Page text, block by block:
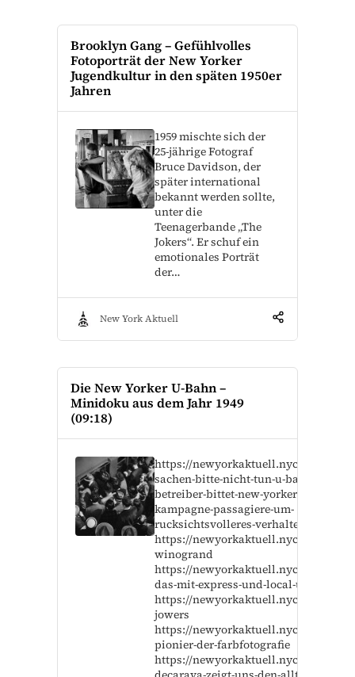
Brooklyn Gang – Gefühlvolles
Fotoporträt der New Yorker
Jugendkultur in den späten 1950er
Jahren
1959 mischte sich der
25-jährige Fotograf
Bruce Davidson, der
später international
bekannt werden sollte,
unter die
Teenagerbande „The
Jokers“. Er schuf ein
emotionales Porträt
der…
New York Aktuell
Die New Yorker U-Bahn –
Minidoku aus dem Jahr 1949
(09:18)
https://newyorkaktuell.nyc/diese-18-
sachen-bitte-nicht-tun-u-bahn-
betreiber-bittet-new-yorker-in-neuer-
kampagne-passagiere-um-
rucksichtsvolleres-verhalten
https://newyorkaktuell.nyc/garry-
winogrand
https://newyorkaktuell.nyc/wie-lauft-
das-mit-express-und-local-u-bahnen
https://newyorkaktuell.nyc/james-
jowers
https://newyorkaktuell.nyc/saul-
pionier-der-farbfotografie
https://newyorkaktuell.nyc/roy-